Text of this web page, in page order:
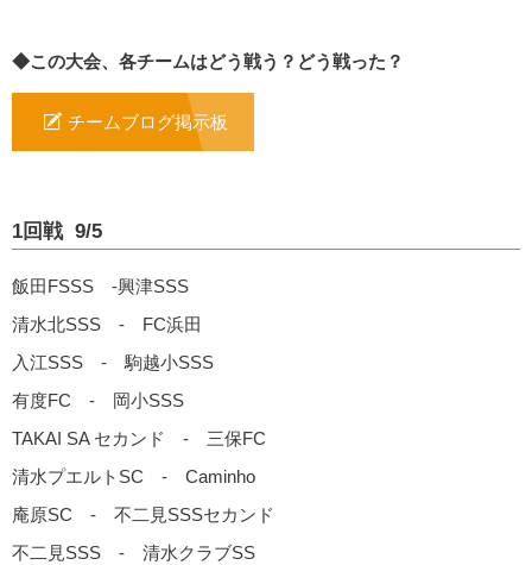
◆この大会、各チームはどう戦う？どう戦った？
チームブログ掲示板
1回戦 9/5
飯田FSSS -興津SSS
清水北SSS - FC浜田
入江SSS - 駒越小SSS
有度FC - 岡小SSS
TAKAI SA セカンド - 三保FC
清水プエルトSC - Caminho
庵原SC - 不二見SSSセカンド
不二見SSS - 清水クラブSS